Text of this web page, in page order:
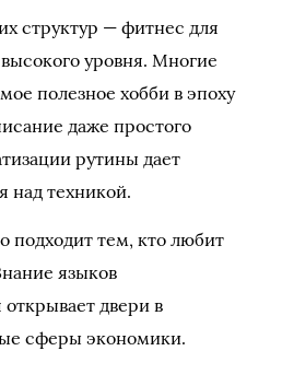
структур — фитнес для
уровня. Многие
полезное хобби в эпоху
даже простого
рутины дает
над техникой.
подходит тем, кто любит
языков
двери в
сферы экономики.